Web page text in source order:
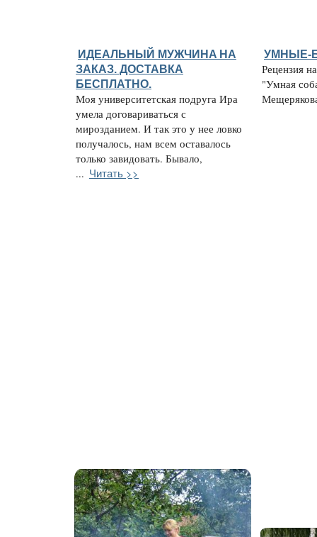
ИДЕАЛЬНЫЙ МУЖЧИНA НА
ЗАКАЗ. ДОСТАВКА
БЕСПЛАТНО.
Моя университетская подруга Ира
умела договариваться с
мирозданием. И так это у нее ловко
получалось, нам всем оставалось
только завидовать. Бывало,
... Читать >>
УМНЫЕ-
Рецензия
"Умная